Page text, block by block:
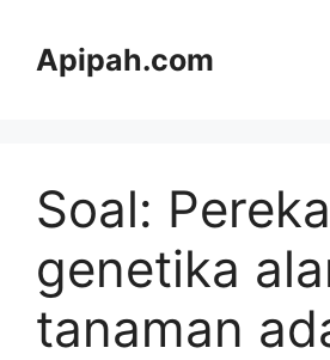
Apipah.com
Soal:
genetika
tanaman